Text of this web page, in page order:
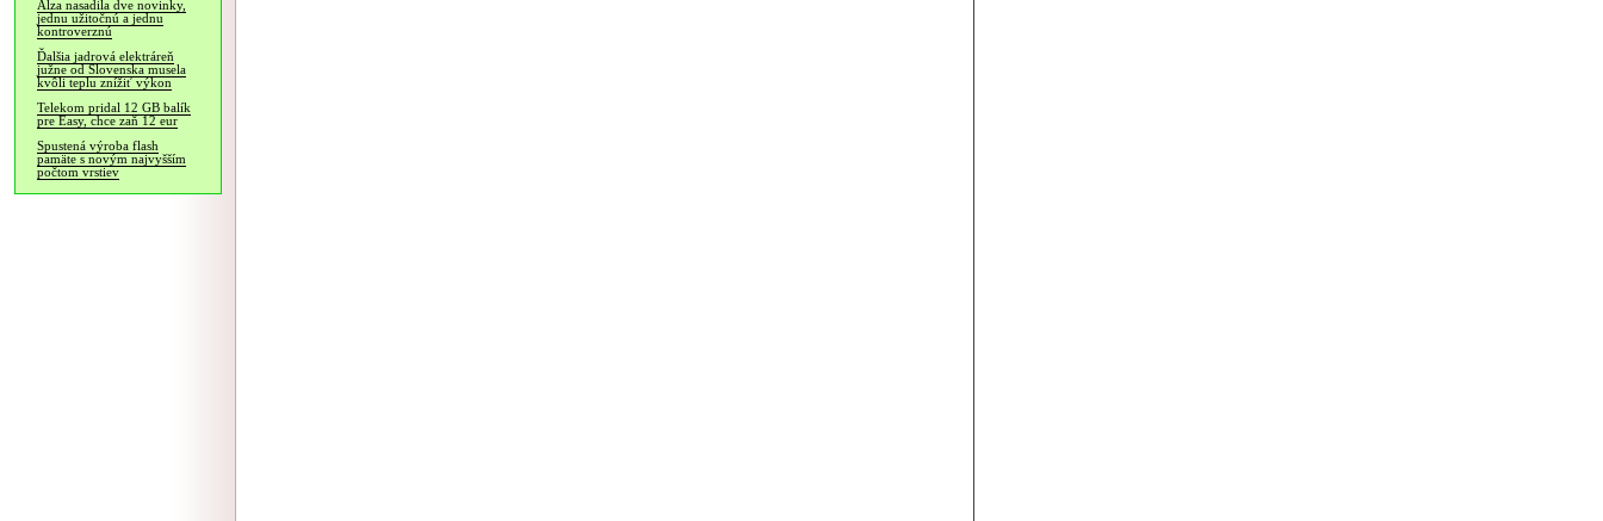
Alza nasadila dve novinky,
jednu užitočnú a jednu
kontroverznú
Ďalšia jadrová elektráreň
južne od Slovenska musela
kvôli teplu znížiť výkon
Telekom pridal 12 GB balík
pre Easy, chce zaň 12 eur
Spustená výroba flash
pamäte s novým najvyšším
počtom vrstiev